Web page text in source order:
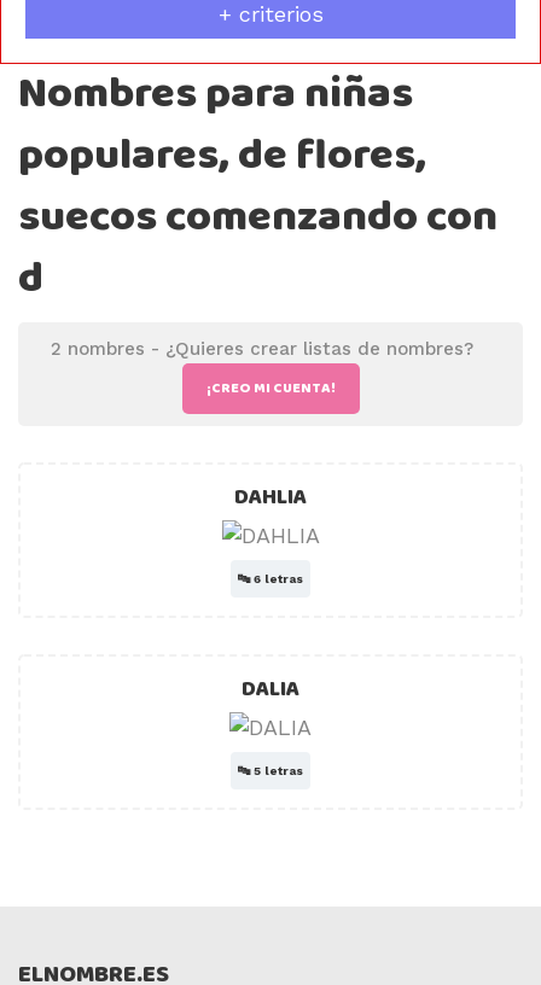
+ criterios
Nombres para niñas
populares, de flores,
suecos comenzando con
d
2 nombres - ¿Quieres crear listas de nombres?
¡CREO MI CUENTA!
DAHLIA
🔤6 letras
DALIA
🔤5 letras
ELNOMBRE.ES